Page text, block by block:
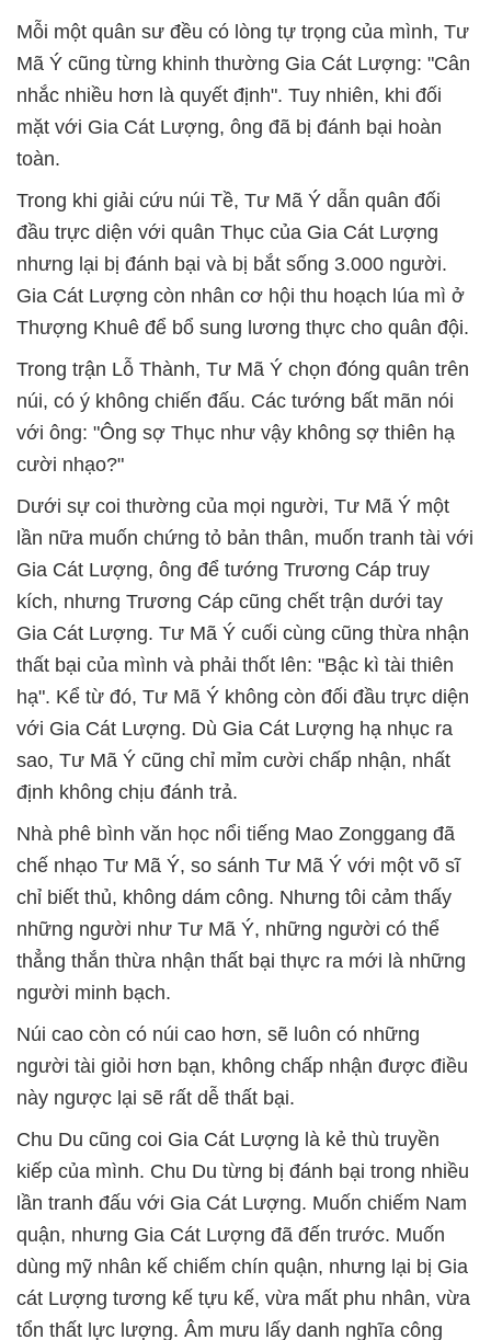
Mỗi một quân sư đều có lòng tự trọng của mình, Tư
Mã Ý cũng từng khinh thường Gia Cát Lượng: "Cân
nhắc nhiều hơn là quyết định". Tuy nhiên, khi đối
mặt với Gia Cát Lượng, ông đã bị đánh bại hoàn
toàn.
Trong khi giải cứu núi Tề, Tư Mã Ý dẫn quân đối
đầu trực diện với quân Thục của Gia Cát Lượng
nhưng lại bị đánh bại và bị bắt sống 3.000 người.
Gia Cát Lượng còn nhân cơ hội thu hoạch lúa mì ở
Thượng Khuê để bổ sung lương thực cho quân đội.
Trong trận Lỗ Thành, Tư Mã Ý chọn đóng quân trên
núi, có ý không chiến đấu. Các tướng bất mãn nói
với ông: "Ông sợ Thục như vậy không sợ thiên hạ
cười nhạo?"
Dưới sự coi thường của mọi người, Tư Mã Ý một
lần nữa muốn chứng tỏ bản thân, muốn tranh tài với
Gia Cát Lượng, ông để tướng Trương Cáp truy
kích, nhưng Trương Cáp cũng chết trận dưới tay
Gia Cát Lượng. Tư Mã Ý cuối cùng cũng thừa nhận
thất bại của mình và phải thốt lên: "Bậc kì tài thiên
hạ". Kể từ đó, Tư Mã Ý không còn đối đầu trực diện
với Gia Cát Lượng. Dù Gia Cát Lượng hạ nhục ra
sao, Tư Mã Ý cũng chỉ mỉm cười chấp nhận, nhất
định không chịu đánh trả.
Nhà phê bình văn học nổi tiếng Mao Zonggang đã
chế nhạo Tư Mã Ý, so sánh Tư Mã Ý với một võ sĩ
chỉ biết thủ, không dám công. Nhưng tôi cảm thấy
những người như Tư Mã Ý, những người có thể
thẳng thắn thừa nhận thất bại thực ra mới là những
người minh bạch.
Núi cao còn có núi cao hơn, sẽ luôn có những
người tài giỏi hơn bạn, không chấp nhận được điều
này ngược lại sẽ rất dễ thất bại.
Chu Du cũng coi Gia Cát Lượng là kẻ thù truyền
kiếp của mình. Chu Du từng bị đánh bại trong nhiều
lần tranh đấu với Gia Cát Lượng. Muốn chiếm Nam
quận, nhưng Gia Cát Lượng đã đến trước. Muốn
dùng mỹ nhân kế chiếm chín quận, nhưng lại bị Gia
cát Lượng tương kế tựu kế, vừa mất phu nhân, vừa
tổn thất lực lượng. Âm mưu lấy danh nghĩa công